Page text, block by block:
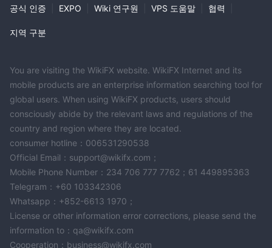
공식 인증 EXPO Wiki 연구원 VPS 도움말 협력
지역 구분
You are visiting the WikiFX website. WikiFX Internet and its
mobile products are an enterprise information searching tool for
global users. When using WikiFX products, users should
consciously abide by the relevant laws and regulations of the
country and region where they are located.
consumer hotline：006531290538
Official Email：support@wikifx.com；
Mobile Phone Number：234 706 777 7762；61 449895363
Telegram：+60 103342306
Whatsapp：+852-6613 1970；
License or other information error corrections, please send the
information to：qa@wikifx.com
Cooperation：business@wikifx.com